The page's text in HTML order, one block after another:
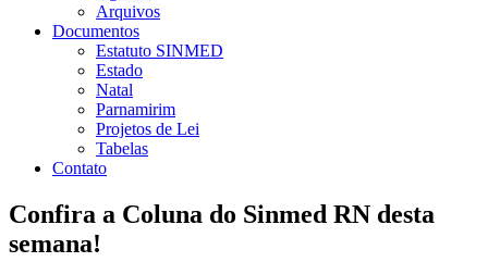
Arquivos
Documentos
Estatuto SINMED
Estado
Natal
Parnamirim
Projetos de Lei
Tabelas
Contato
Confira a Coluna do Sinmed RN desta
semana!